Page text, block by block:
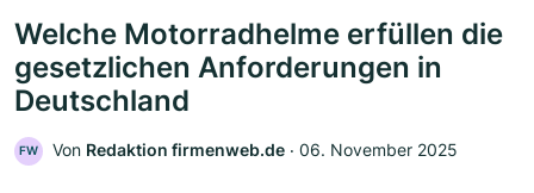
Welche Motorradhelme erfüllen die
gesetzlichen Anforderungen in
Deutschland
FW Von Redaktion firmenweb.de ‧ 06. November 2025